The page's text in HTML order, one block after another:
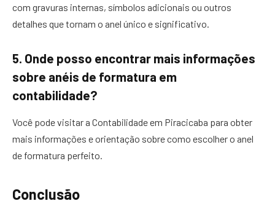
com gravuras internas, símbolos adicionais ou outros
detalhes que tornam o anel único e significativo.
5. Onde posso encontrar mais informações
sobre anéis de formatura em
contabilidade?
Você pode visitar a Contabilidade em Piracicaba para obter
mais informações e orientação sobre como escolher o anel
de formatura perfeito.
Conclusão